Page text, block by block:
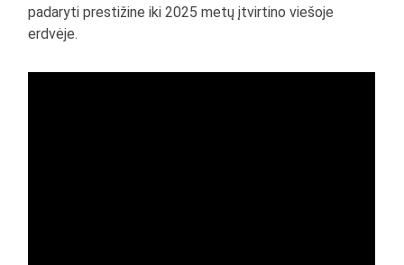
padaryti prestižine iki 2025 metų įtvirtino viešoje
erdvėje.